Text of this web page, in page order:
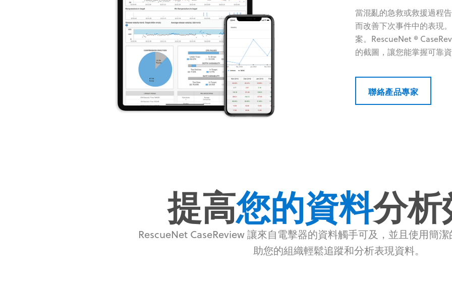
當混亂的急救或救援過程
而改善下次事件中的表現
案。RescueNet ®
的截圖，讓您能掌握可靠
聯絡產品專家
提高您的資料分
RescueNet CaseReview 讓來自電擊器的資料觸手可及，並且使用簡
助您的組織輕鬆追蹤和分析表現資料。